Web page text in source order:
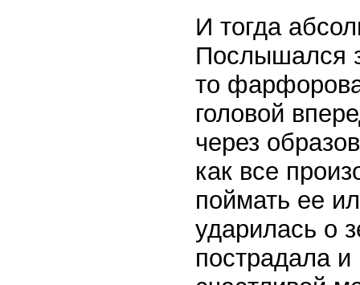
И тогда
Послышался
то
головой
через
как все
поймать ее
ударилась о
пострадала и